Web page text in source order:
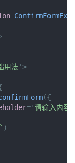
用法 '>
({
='请输入内容
` )